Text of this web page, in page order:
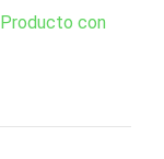
Producto con